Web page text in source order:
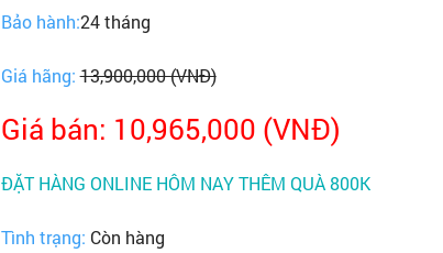
Bảo hành:24 tháng
Giá hãng:13,900,000 (VNĐ)
Giá bán: 10,965,000 (VNĐ)
ĐẶT HÀNG ONLINE HÔM NAY THÊM QUÀ 800K
Tình trạng: Còn hàng